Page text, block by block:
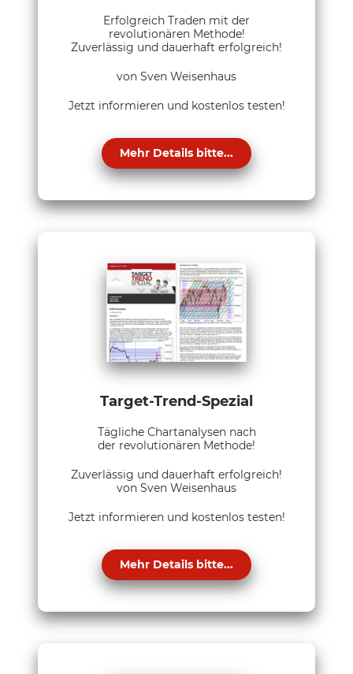
Erfolgreich Traden mit der
revolutionären Methode!
Zuverlässig und dauerhaft erfolgreich!
von Sven Weisenhaus
Jetzt informieren und kostenlos testen!
Mehr Details bitte...
Target-Trend-Spezial
Tägliche Chartanalysen nach
der revolutionären Methode!
Zuverlässig und dauerhaft erfolgreich!
von Sven Weisenhaus
Jetzt informieren und kostenlos testen!
Mehr Details bitte...